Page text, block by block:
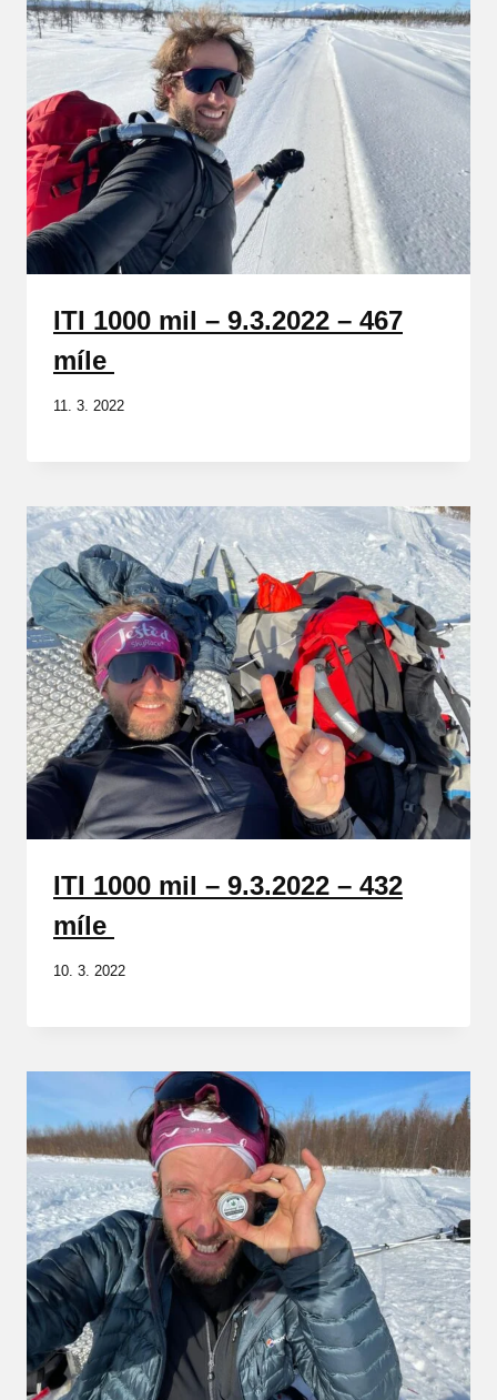
ITI 1000 mil – 9.3.2022 – 467
míle
11. 3. 2022
ITI 1000 mil – 9.3.2022 – 432
míle
10. 3. 2022